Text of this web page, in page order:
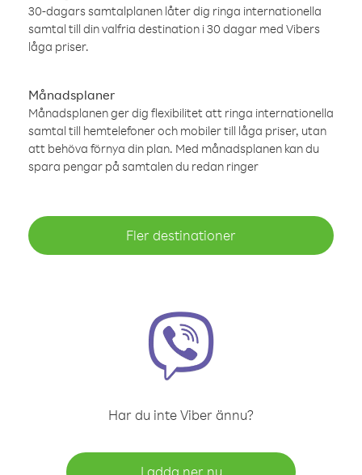
30-dagars samtalplanen låter dig ringa internationella
samtal till din valfria destination i 30 dagar med Vibers
låga priser.
Månadsplaner
Månadsplanen ger dig flexibilitet att ringa internationella
samtal till hemtelefoner och mobiler till låga priser, utan
att behöva förnya din plan. Med månadsplanen kan du
spara pengar på samtalen du redan ringer
Fler destinationer
Har du inte Viber ännu?
Ladda ner nu